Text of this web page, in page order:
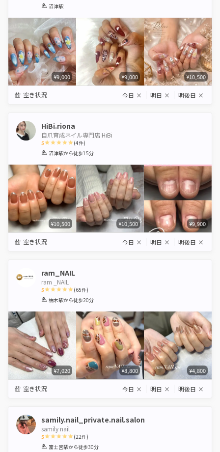
1 2 3
沼津駅
¥9,000 ¥9,000 ¥10,500
空き状況 今日 × 明日 × 明後日 ×
HiBi.riona
自爪育成ネイル専門店 HiBi
5
1 2 3 4 5
(4件)
沼津駅から徒歩15分
¥10,500 ¥10,500 ¥9,900
空き状況 今日 × 明日 × 明後日 ×
ram_NAIL
ram _NAIL
5
1 2 3 4 5
(65件)
柚木駅から徒歩20分
¥7,020 ¥8,800 ¥4,800
空き状況 今日 × 明日 × 明後日 ×
samily.nail_private.nail.salon
samily nail
5
1 2 3 4 5
(22件)
富士宮駅から徒歩30分